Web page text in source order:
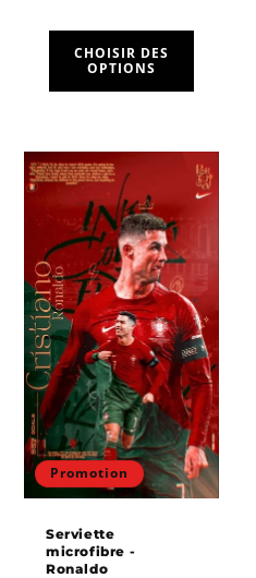
CHOISIR DES
OPTIONS
Promotion
Serviette
microfibre -
Ronaldo